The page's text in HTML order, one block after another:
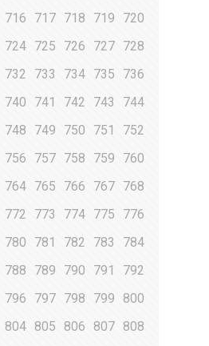
716 717 718 719
720
724 725 726 727 728
732 733 734 735
736
740 741 742 743
744
748 749 750 751
752
756 757 758 759
760
764 765 766 767 768
772 773 774 775
776
780 781 782 783
784
788 789 790 791
792
796 797 798 799
800
804 805 806 807 808